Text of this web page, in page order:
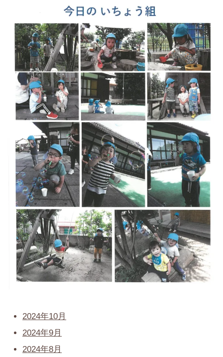
2024年10月
2024年9月
2024年8月